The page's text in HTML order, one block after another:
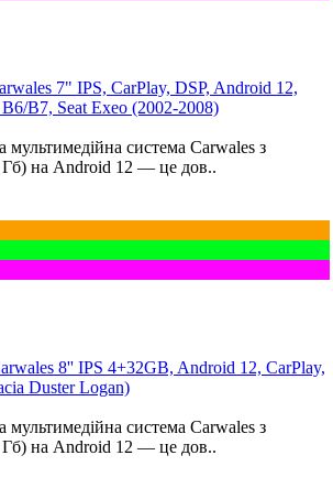
7" IPS, CarPlay, DSP, Android 12,
B7, Seat Exeo (2002-2008)
мультимедійна система Carwales з
на Android 12 — це дов..
8'' IPS 4+32GB, Android 12, CarPlay,
Duster Logan)
мультимедійна система Carwales з
на Android 12 — це дов..